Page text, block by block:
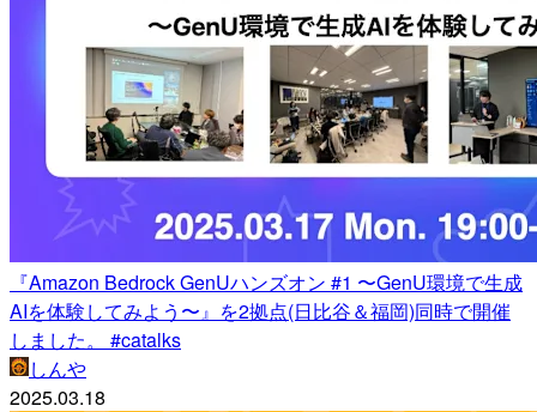
『Amazon Bedrock GenUハンズオン #1 〜GenU環境で生成
AIを体験してみよう〜』を2拠点(日比谷＆福岡)同時で開催
しました。 #catalks
しんや
2025.03.18